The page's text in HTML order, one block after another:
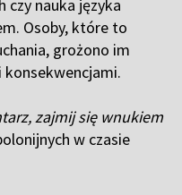
czy nauka języka
Osoby, które to
grożono im
konsekwencjami.
zajmij się wnukiem
w czasie